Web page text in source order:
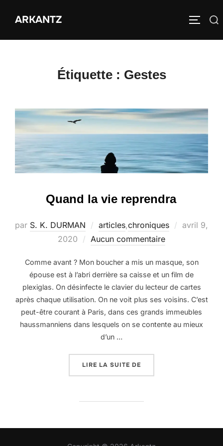
ARKANTZ Rechercher :
Étiquette : Gestes
Quand la vie reprendra
par S. K. DURMAN articles,chroniques
Publié
avril 9,
2020
Aucun commentaire
Comme avant ? Mon boucher a mis un masque, son
épouse est à l’abri derrière sa caisse et un film de
plexiglas. On désinfecte le clavier du lecteur de cartes
après chaque utilisation. On ne voit plus ses voisins. C’est
peut-être courant à Paris, dans ces grands immeubles
haussmanniens dans lesquels on se contente au mieux
d’un …
LIRE LA SUITE DE